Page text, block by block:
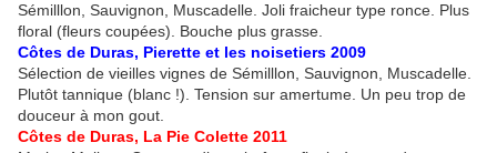
Sémilllon, Sauvignon, Muscadelle. Joli fraicheur type ronce. Plus
floral (fleurs coupées). Bouche plus grasse.
Côtes de Duras, Pierette et les noisetiers 2009
Sélection de vieilles vignes de Sémilllon, Sauvignon, Muscadelle.
Plutôt tannique (blanc !). Tension sur amertume. Un peu trop de
douceur à mon gout.
Côtes de Duras, La Pie Colette 2011